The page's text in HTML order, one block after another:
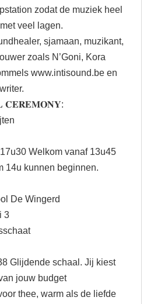
zodat de muziek heel
veel lagen.
sjamaan, muzikant,
zoals N’Goni, Kora
www.intisound.been
𝐂𝐄𝐑𝐄𝐌𝐎𝐍𝐘:
Welkom vanaf 13u45
14u kunnen beginnen.
De Wingerd
3
Glijdende schaal. Jij kiest
jouw budget
thee, warm als de liefde